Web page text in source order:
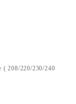
( 208/220/230/240